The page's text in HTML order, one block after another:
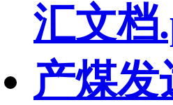
汇文档
产煤发